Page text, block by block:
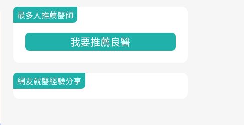
最多人推薦醫師
我要推薦良醫
網友就醫經驗分享